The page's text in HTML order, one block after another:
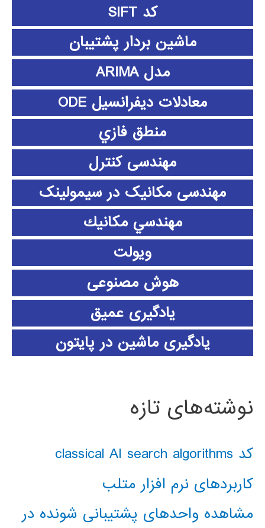
کد SIFT
ماشین بردار پشتیبان
مدل ARIMA
معادلات دیفرانسیل ODE
منطق فازي
مهندسی کنترل
مهندسی مکانیک در سیمولینک
مهندسي مكانيك
ویولت
هوش مصنوعی
یادگیری عمیق
یادگیری ماشین در پایتون
نوشته‌های تازه
کد classical AI search algorithms
کاربردهای نرم افزار متلب
مشاهده واحدهای پشتیبانی شونده در